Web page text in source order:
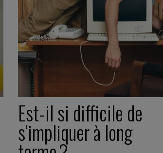
Est-il si difficile de
s’impliquer à long